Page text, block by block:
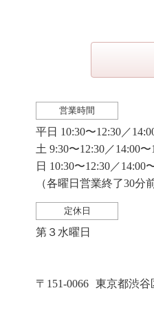
営業時間
平日 10:30〜12:30／
土 9:30〜12:30／14:00〜
日 10:30〜12:30／14:00
（各曜日営業終了30分
定休日
第３水曜日
〒151-0066 東京都渋谷